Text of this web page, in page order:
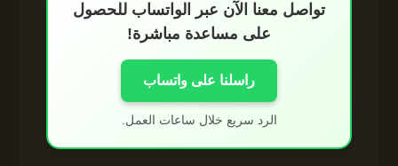
تواصل معنا الآن عبر الواتساب للحصول
على مساعدة مباشرة!
راسلنا على واتساب
الرد سريع خلال ساعات العمل.